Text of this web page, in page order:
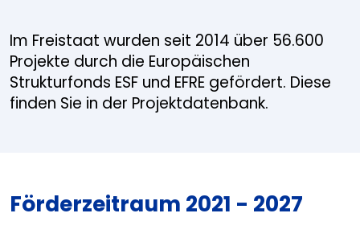
Im Freistaat wurden seit 2014 über 56.600
Projekte durch die Europäischen
Strukturfonds ESF und EFRE gefördert. Diese
finden Sie in der Projektdatenbank.
Förderzeitraum 2021 - 2027